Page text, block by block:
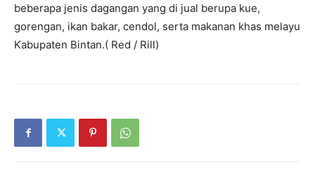
beberapa jenis dagangan yang di jual berupa kue,
gorengan, ikan bakar, cendol, serta makanan khas melayu
Kabupaten Bintan.( Red / Rill)